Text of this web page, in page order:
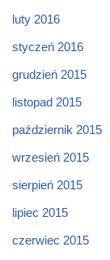
luty 2016
styczeń 2016
grudzień 2015
listopad 2015
październik 2015
wrzesień 2015
sierpień 2015
lipiec 2015
czerwiec 2015